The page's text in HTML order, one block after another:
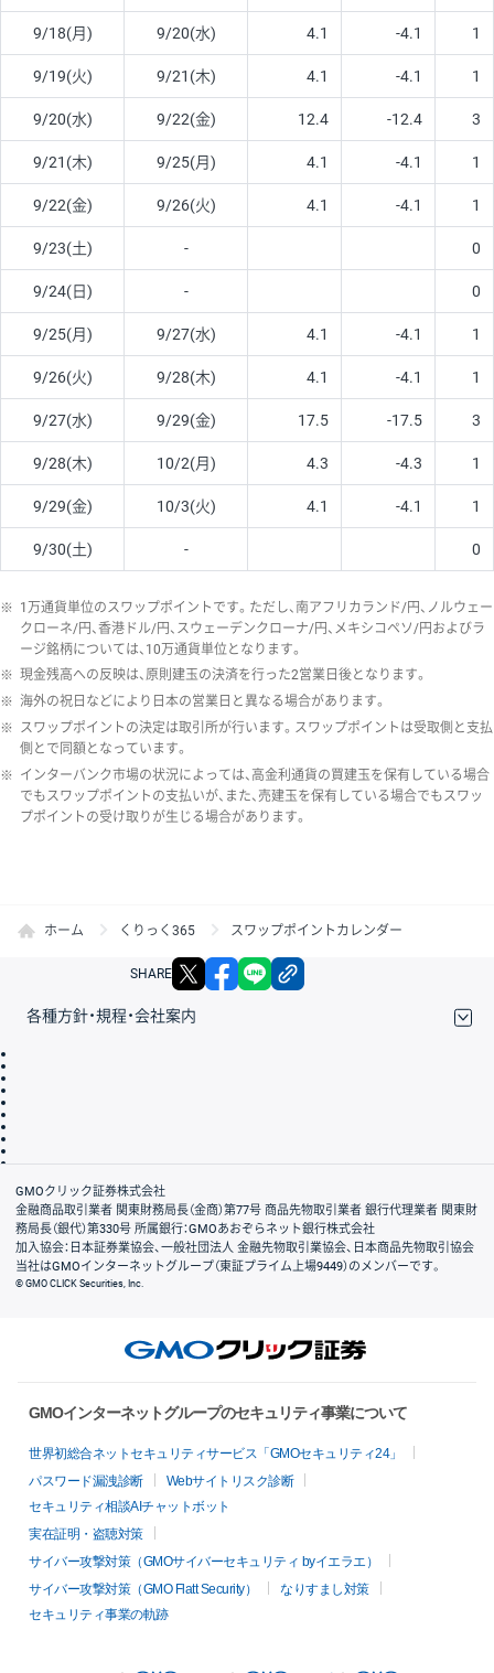
9/18(月) 9/20(水) 4.1 -4.1 1
9/19(火) 9/21(木) 4.1 -4.1 1
9/20(水) 9/22(金) 12.4 -12.4 3
9/21(木) 9/25(月) 4.1 -4.1 1
9/22(金) 9/26(火) 4.1 -4.1 1
9/23(土) - 0
9/24(日) - 0
9/25(月) 9/27(水) 4.1 -4.1 1
9/26(火) 9/28(木) 4.1 -4.1 1
9/27(水) 9/29(金) 17.5 -17.5 3
9/28(木) 10/2(月) 4.3 -4.3 1
9/29(金) 10/3(火) 4.1 -4.1 1
9/30(土) - 0
※ 1万通貨単位のスワップポイントです。ただし、南アフリカランド/円、ノルウェー
クローネ/円、香港ドル/円、スウェーデンクローナ/円、メキシコペソ/円およびラ
ージ銘柄については、10万通貨単位となります。
※ 現金残高への反映は、原則建玉の決済を行った2営業日後となります。
※ 海外の祝日などにより日本の営業日と異なる場合があります。
※ スワップポイントの決定は取引所が行います。スワップポイントは受取側と支払
側とで同額となっています。
※ インターバンク市場の状況によっては、高金利通貨の買建玉を保有している場合
でもスワップポイントの支払いが、また、売建玉を保有している場合でもスワッ
プポイントの受け取りが生じる場合があります。
ホーム くりっく365 スワップポイントカレンダー
SHARE X facebook
各種方針・規程・会社案内
会社案内
GMOクリック証券株式会社
金融商品取引業者 関東財務局長（金商）第77号 商品先物取引業者 銀行代理業者 関東財
務局長（銀代）第330号 所属銀行：GMOあおぞらネット銀行株式会社
加入協会：日本証券業協会、一般社団法人 金融先物取引業協会、日本商品先物取引協会
当社はGMOインターネットグループ（東証プライム上場9449）のメンバーです。
© GMO CLICK Securities, Inc.
GMOインターネットグループのセキュリティ事業について
世界初総合ネットセキュリティサービス「GMOセキュリティ24」
パスワード漏洩診断
Webサイトリスク診断
セキュリティ相談AIチャットボット
実在証明・盗聴対策
サイバー攻撃対策（GMOサイバーセキュリティ byイエラエ）
サイバー攻撃対策（GMO Flatt Security）
なりすまし対策
セキュリティ事業の軌跡